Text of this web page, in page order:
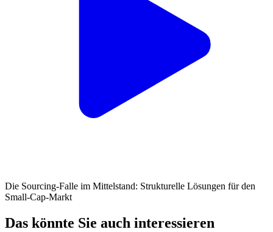
Die Sourcing-Falle im Mittelstand: Strukturelle Lösungen für den
Small-Cap-Markt
Das könnte Sie auch interessieren